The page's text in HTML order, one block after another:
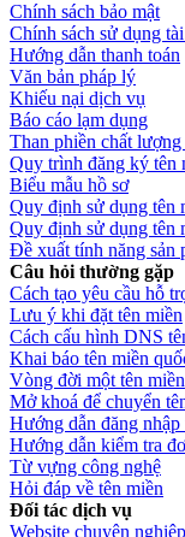
Chính sách bảo mật
Chính sách sử dụng
Hướng dẫn thanh toán
Văn bản pháp lý
Khiếu nại dịch vụ
Báo cáo lạm dụng
Than phiền chất
Quy trình đăng ký tên
Biểu mẫu hồ sơ
Quy định sử dụng tên
Quy định sử dụng tên
Đề xuất tính năng sản
Câu hỏi thường gặp
Cách tạo yêu cầu hỗ
Lưu ý khi đặt tên miền
Cách cấu hình DNS
Khai báo tên miền
Vòng đời một tên miền
Mở khoá để chuyển
Hướng dẫn đăng
Hướng dẫn kiểm tra
Từ vựng công nghệ
Hỏi đáp về tên miền
Đối tác dịch vụ
Website chuyên